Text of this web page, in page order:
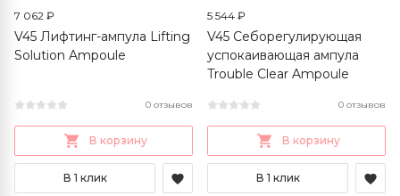
7 062 ₽
V45 Лифтинг-ампула Lifting
Solution Ampoule
0 отзывов
В корзину
В 1 клик
5 544 ₽
V45 Себорегулирующая
успокаивающая ампула
Trouble Clear Ampoule
0 отзывов
В корзину
В 1 клик